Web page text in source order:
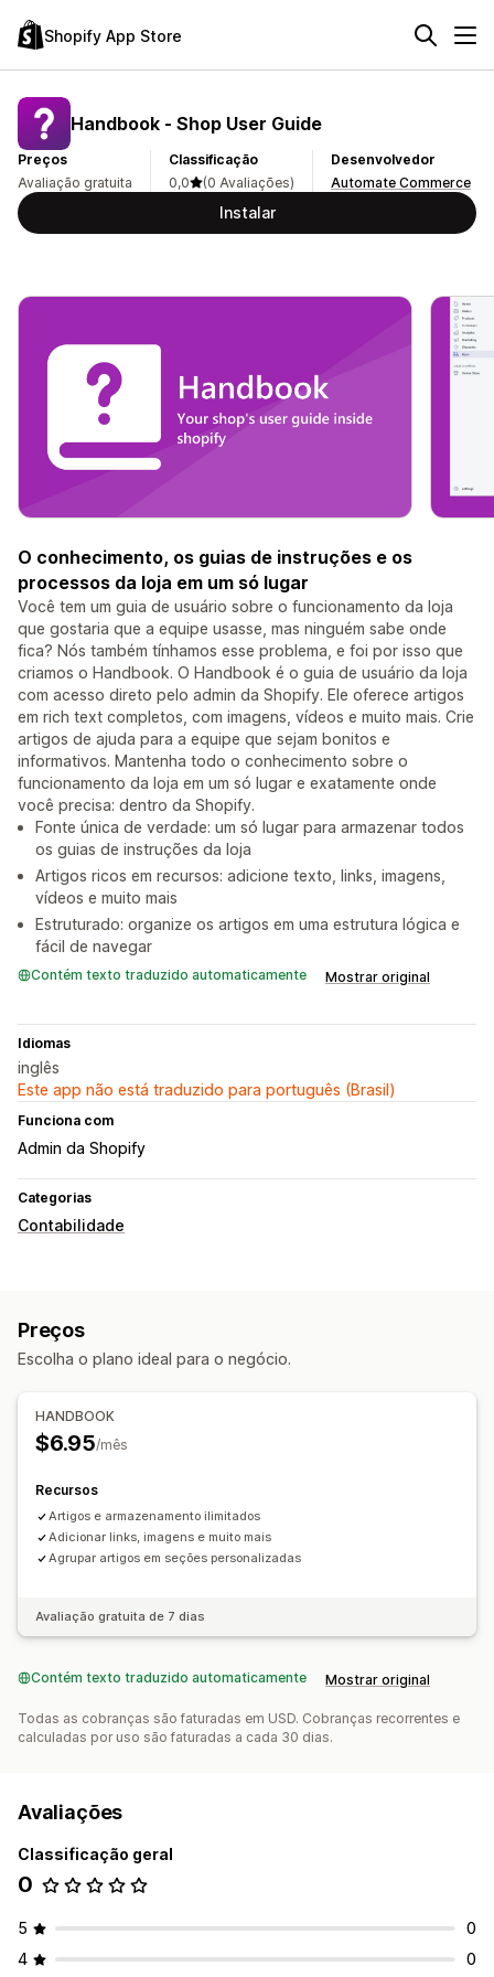
Shopify App Store
Handbook ‑ Shop User Guide
Preços
Avaliação gratuita
Classificação
0,0
(0 Avaliações)
Desenvolvedor
Automate Commerce
Instalar
O conhecimento, os guias de instruções e os
processos da loja em um só lugar
Você tem um guia de usuário sobre o funcionamento da loja
que gostaria que a equipe usasse, mas ninguém sabe onde
fica? Nós também tínhamos esse problema, e foi por isso que
criamos o Handbook. O Handbook é o guia de usuário da loja
com acesso direto pelo admin da Shopify. Ele oferece artigos
em rich text completos, com imagens, vídeos e muito mais. Crie
artigos de ajuda para a equipe que sejam bonitos e
informativos. Mantenha todo o conhecimento sobre o
funcionamento da loja em um só lugar e exatamente onde
você precisa: dentro da Shopify.
Fonte única de verdade: um só lugar para armazenar todos
os guias de instruções da loja
Artigos ricos em recursos: adicione texto, links, imagens,
vídeos e muito mais
Estruturado: organize os artigos em uma estrutura lógica e
fácil de navegar
Contém texto traduzido automaticamente Mostrar original
Idiomas
inglês
Este app não está traduzido para português (Brasil)
Funciona com
Admin da Shopify
Categorias
Contabilidade
Preços
Escolha o plano ideal para o negócio.
HANDBOOK
$6.95/mês
Recursos
Artigos e armazenamento ilimitados
Adicionar links, imagens e muito mais
Agrupar artigos em seções personalizadas
Avaliação gratuita de 7 dias
Contém texto traduzido automaticamente Mostrar original
Todas as cobranças são faturadas em USD. Cobranças recorrentes e
calculadas por uso são faturadas a cada 30 dias.
Avaliações
Classificação geral
0
5
0
4
0